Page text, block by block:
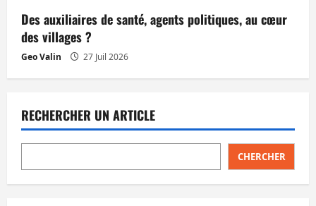
Des auxiliaires de santé, agents politiques, au cœur
des villages ?
Geo Valin 27 Juil 2026
RECHERCHER UN ARTICLE
CHERCHER